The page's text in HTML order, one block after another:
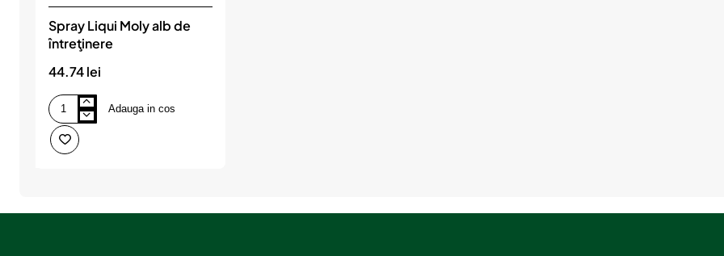
Spray Liqui Moly alb de
întreţinere
44.74 lei
Spray
Liqui
Moly
alb
Adauga in cos